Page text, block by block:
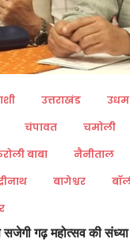
उत्तराखंड
उधम
चंपावत चमोली
बाबा नैनीताल
बागेश्वर
सजेगी गढ़ महोत्सव की